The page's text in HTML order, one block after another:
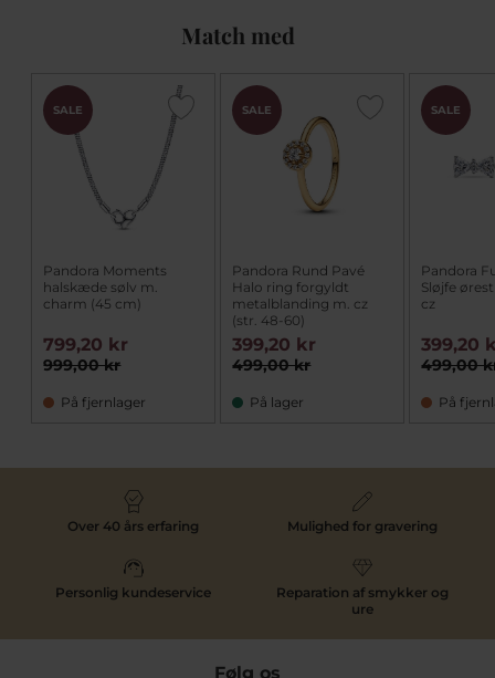
Match med
SALE
Pandora Moments
halskæde sølv m.
charm (45 cm)
999,00 kr
799,20 kr
På fjernlager
SALE
Pandora Rund Pavé
Halo ring forgyldt
metalblanding m. cz
(str. 48-60)
499,00 kr
399,20 kr
På lager
SALE
Pandora
Sløjfe
cz
499,00
399,20
På
Over 40 års erfaring Mulighed for gravering
Personlig kundeservice
Reparation af smykker og
ure
Følg os